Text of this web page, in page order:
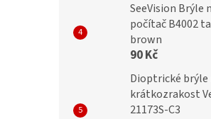
SeeVision Brýle
počítač B4002
brown
90 Kč
Dioptrické brýle
krátkozrakost
21173S-C3